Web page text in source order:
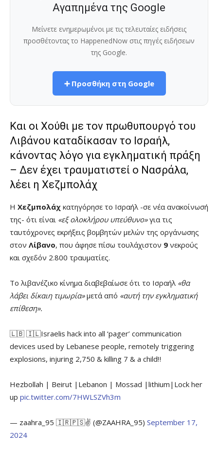
Αγαπημένα της Google
Μείνετε ενημερωμένοι με τις τελευταίες ειδήσεις
προσθέτοντας το HappenedNow στις πηγές ειδήσεων
της Google.
➕ Προσθήκη στη Google
Και οι Χούθι με τον πρωθυπουργό του
Λιβάνου καταδίκασαν το Ισραήλ,
κάνοντας λόγο για εγκληματική πράξη
– Δεν έχει τραυματιστεί ο Νασράλα,
λέει η Χεζμπολάχ
Η Χεζμπολάχ κατηγόρησε το Ισραήλ -σε νέα ανακοίνωσή
της- ότι είναι «εξ ολοκλήρου υπεύθυνο»για τις
ταυτόχρονες εκρήξεις βομβητών μελών της οργάνωσης
στον Λίβανο, που άφησε πίσω τουλάχιστον 9 νεκρούς
και σχεδόν 2.800 τραυματίες.
Το λιβανέζικο κίνημα διαβεβαίωσε ότι το Ισραήλ «θα
λάβει δίκαιη τιμωρία»μετά από «αυτή την εγκληματική
επίθεση».
🇱🇧 🇮🇱Israelis hack into all ‘pager’ communication
devices used by Lebanese people, remotely triggering
explosions, injuring 2,750 & killing 7 & a child‼️
Hezbollah | Beirut |Lebanon | Mossad |lithium|Lock her
up pic.twitter.com/7HWLSZVh3m
— zaahra_95 🇮🇷🇵🇸✌ (@ZAAHRA_95) September 17,
2024